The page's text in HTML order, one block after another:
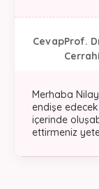
CevapProf.
Merhaba
endişe
içerinde
ettirmeniz